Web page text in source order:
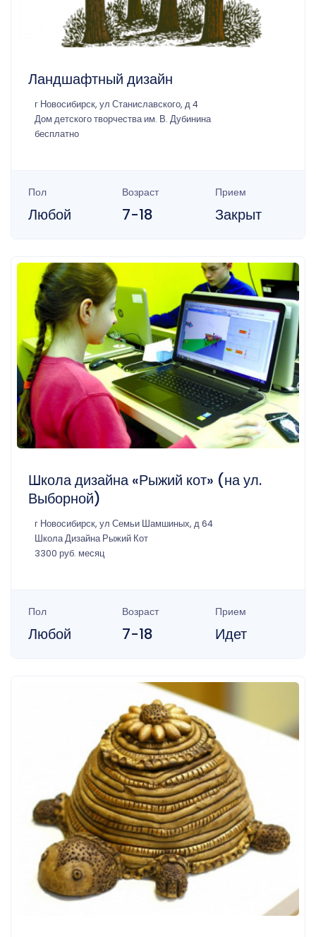
Ландшафтный дизайн
г Новосибирск, ул Станиславского, д 4
Дом детского творчества им. В. Дубинина
бесплатно
Пол
Любой
Возраст
7-18
Прием
Закрыт
Школа дизайна «Рыжий кот» (на ул.
Выборной)
г Новосибирск, ул Семьи Шамшиных, д 64
Школа Дизайна Рыжий Кот
3300 руб. месяц
Пол
Любой
Возраст
7-18
Прием
Идет